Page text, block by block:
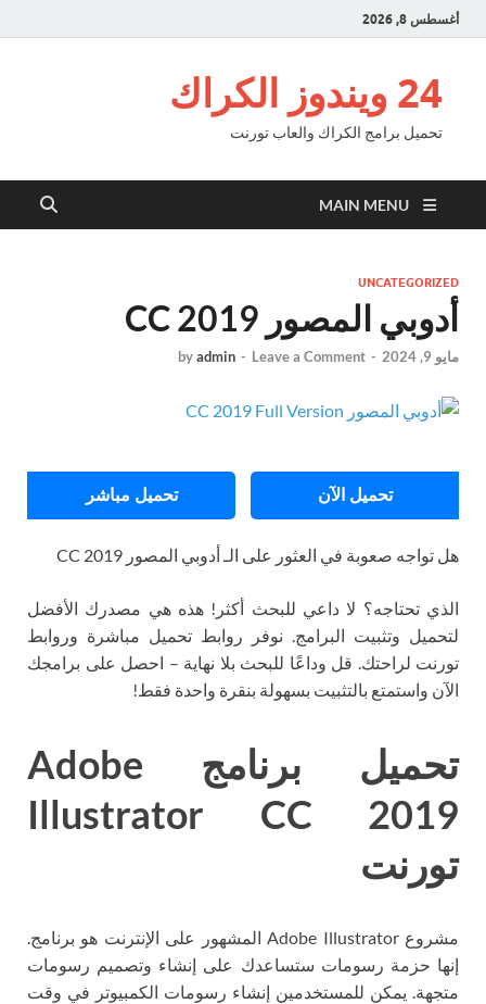
أغسطس 8, 2026
24 ويندوز الكراك
تحميل برامج الكراك والعاب تورنت
MAIN MENU
UNCATEGORIZED
أدوبي المصور CC 2019
مايو 9, 2024 -
byadmin - Leave a Comment
تحميل الآن تحميل مباشر
هل تواجه صعوبة في العثور على الـ أدوبي المصور CC 2019
الذي تحتاجه؟ لا داعي للبحث أكثر! هذه هي مصدرك الأفضل
لتحميل وتثبيت البرامج. نوفر روابط تحميل مباشرة وروابط
تورنت لراحتك. قل وداعًا للبحث بلا نهاية – احصل على برامجك
الآن واستمتع بالتثبيت بسهولة بنقرة واحدة فقط!
تحميل برنامج Adobe
Illustrator CC 2019
تورنت
مشروع Adobe Illustrator المشهور على الإنترنت هو برنامج.
إنها حزمة رسومات ستساعدك على إنشاء وتصميم رسومات
متجهة. يمكن للمستخدمين إنشاء رسومات الكمبيوتر في وقت